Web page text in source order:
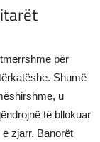
për
Shumë
u
të bllokuar
zjarr. Banorët